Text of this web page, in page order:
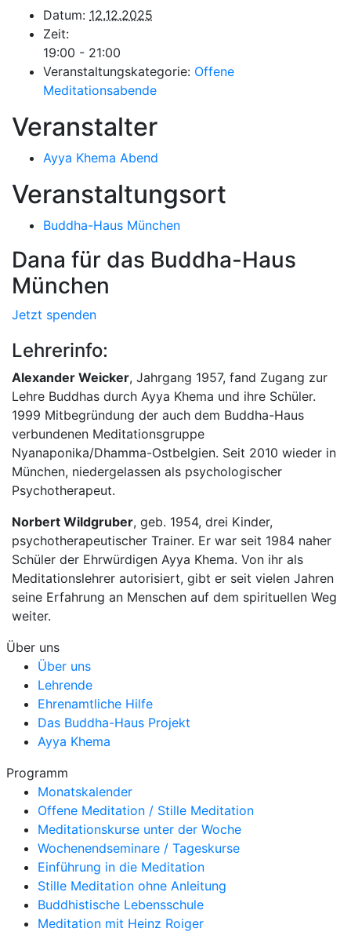
Datum: 12.12.2025
Zeit:
19:00 - 21:00
Veranstaltungskategorie: Offene
Meditationsabende
Veranstalter
Ayya Khema Abend
Veranstaltungsort
Buddha-Haus München
Dana für das Buddha-Haus
München
Jetzt spenden
Lehrerinfo:
Alexander Weicker, Jahrgang 1957, fand Zugang zur
Lehre Buddhas durch Ayya Khema und ihre Schüler.
1999 Mitbegründung der auch dem Buddha-Haus
verbundenen Meditationsgruppe
Nyanaponika/Dhamma-Ostbelgien. Seit 2010 wieder in
München, niedergelassen als psychologischer
Psychotherapeut.
Norbert Wildgruber, geb. 1954, drei Kinder,
psychotherapeutischer Trainer. Er war seit 1984 naher
Schüler der Ehrwürdigen Ayya Khema. Von ihr als
Meditationslehrer autorisiert, gibt er seit vielen Jahren
seine Erfahrung an Menschen auf dem spirituellen Weg
weiter.
Über uns
Über uns
Lehrende
Ehrenamtliche Hilfe
Das Buddha-Haus Projekt
Ayya Khema
Programm
Monatskalender
Offene Meditation / Stille Meditation
Meditationskurse unter der Woche
Wochenendseminare / Tageskurse
Einführung in die Meditation
Stille Meditation ohne Anleitung
Buddhistische Lebensschule
Meditation mit Heinz Roiger